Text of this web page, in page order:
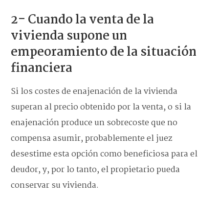
2- Cuando la venta de la
vivienda supone un
empeoramiento de la situación
financiera
Si los costes de enajenación de la vivienda
superan al precio obtenido por la venta, o si la
enajenación produce un sobrecoste que no
compensa asumir, probablemente el juez
desestime esta opción como beneficiosa para el
deudor, y, por lo tanto, el propietario pueda
conservar su vivienda.